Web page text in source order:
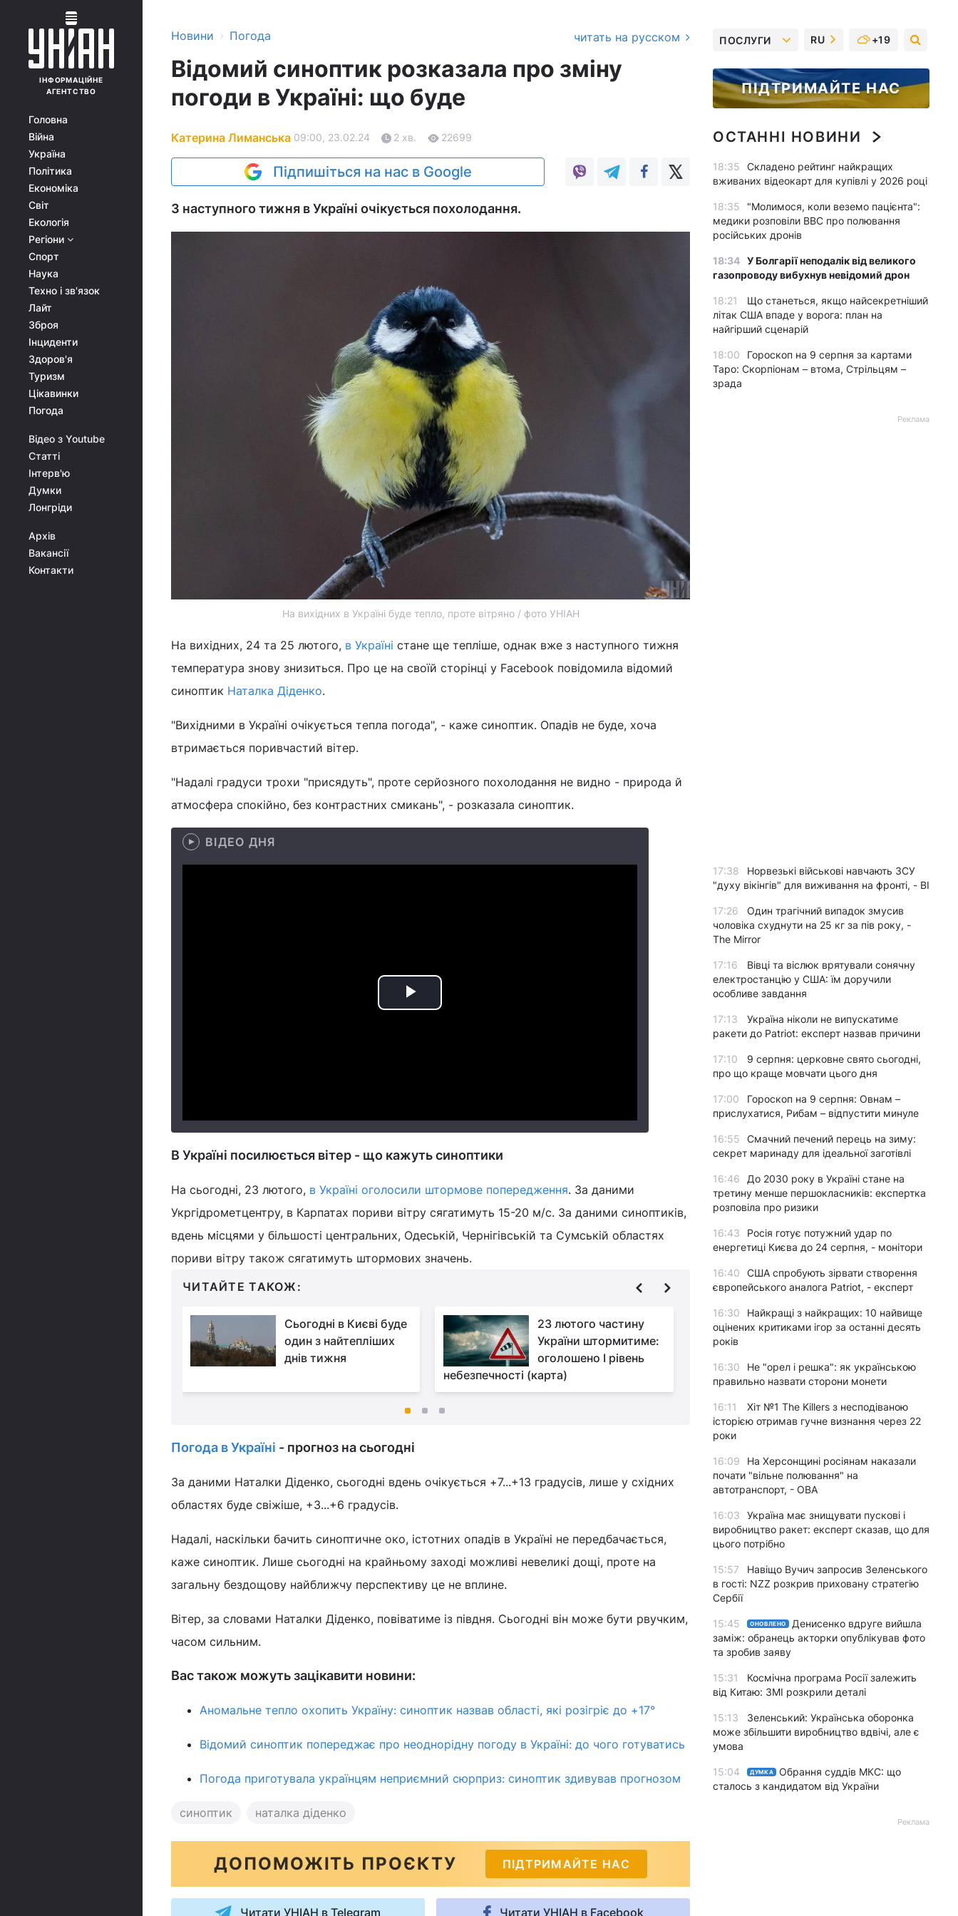
ІНФОРМАЦІЙНЕ
АГЕНТСТВО
Головна
Війна
Україна
Політика
Економіка
Світ
Екологія
Регіони
Спорт
Наука
Техно і зв'язок
Лайт
Зброя
Інциденти
Здоров'я
Туризм
Цікавинки
Погода
Відео з Youtube
Статті
Інтерв'ю
Думки
Лонгріди
Архів
Вакансії
Контакти
Новини › Погода читать на русском
Відомий синоптик розказала про зміну
погоди в Україні: що буде
Катерина Лиманська 09:00, 23.02.24 2 хв. 22699
Підпишіться на нас в Google
З наступного тижня в Україні очікується похолодання.
На вихідних в Україні буде тепло, проте вітряно / фото УНІАН
На вихідних, 24 та 25 лютого, в Україні стане ще тепліше, однак вже з наступного тижня
температура знову знизиться. Про це на своїй сторінці у Facebook повідомила відомий
синоптик Наталка Діденко.
"Вихідними в Україні очікується тепла погода", - каже синоптик. Опадів не буде, хоча
втримається поривчастий вітер.
"Надалі градуси трохи "присядуть", проте серйозного похолодання не видно - природа й
атмосфера спокійно, без контрастних смикань", - розказала синоптик.
ВІДЕО ДНЯ
Play
В Україні посилюється вітер - що кажуть синоптики
На сьогодні, 23 лютого, в Україні оголосили штормове попередження. За даними
Укргідрометцентру, в Карпатах пориви вітру сягатимуть 15-20 м/с. За даними синоптиків,
вдень місцями у більшості центральних, Одеській, Чернігівській та Сумській областях
пориви вітру також сягатимуть штормових значень.
ЧИТАЙТЕ ТАКОЖ:
Сьогодні в Києві буде
один з найтепліших
днів тижня
23 лютого частину
України штормитиме:
оголошено І рівень
небезпечності (карта)
Синоптик Діденко
Погода в Україні - прогноз на сьогодні
За даними Наталки Діденко, сьогодні вдень очікується +7...+13 градусів, лише у східних
областях буде свіжіше, +3...+6 градусів.
Надалі, наскільки бачить синоптичне око, істотних опадів в Україні не передбачається,
каже синоптик. Лише сьогодні на крайньому заході можливі невеликі дощі, проте на
загальну бездощову найближчу перспективу це не вплине.
Вітер, за словами Наталки Діденко, повіватиме із півдня. Сьогодні він може бути рвучким,
часом сильним.
Вас також можуть зацікавити новини:
Аномальне тепло охопить Україну: синоптик назвав області, які розігріє до +17°
Відомий синоптик попереджає про неоднорідну погоду в Україні: до чого готуватись
Погода приготувала українцям неприємний сюрприз: синоптик здивував прогнозом
синоптик наталка діденко
ДОПОМОЖІТЬ ПРОЄКТУ ПІДТРИМАЙТЕ НАС
Читати УНІАН в Telegram Читати УНІАН в Facebook
ПОСЛУГИ RU +19
ПІДТРИМАЙТЕ НАС
ОСТАННІ НОВИНИ
18:35
Складено рейтинг найкращих
вживаних відеокарт для купівлі у 2026 році
18:35
"Молимося, коли веземо пацієнта":
медики розповіли BBC про полювання
російських дронів
18:34 У Болгарії неподалік від великого
газопроводу вибухнув невідомий дрон
18:21
Що станеться, якщо найсекретніший
літак США впаде у ворога: план на
найгірший сценарій
18:00
Гороскоп на 9 серпня за картами
Таро: Скорпіонам – втома, Стрільцям –
зрада
Реклама
17:38
Норвезькі військові навчають ЗСУ
"духу вікінгів" для виживання на фронті, - BI
17:26
Один трагічний випадок змусив
чоловіка схуднути на 25 кг за пів року, -
The Mirror
17:16
Вівці та віслюк врятували сонячну
електростанцію у США: їм доручили
особливе завдання
17:13
Україна ніколи не випускатиме
ракети до Patriot: експерт назвав причини
17:10
9 серпня: церковне свято сьогодні,
про що краще мовчати цього дня
17:00
Гороскоп на 9 серпня: Овнам –
прислухатися, Рибам – відпустити минуле
16:55
Смачний печений перець на зиму:
секрет маринаду для ідеальної заготівлі
16:46
До 2030 року в Україні стане на
третину менше першокласників: експертка
розповіла про ризики
16:43
Росія готує потужний удар по
енергетиці Києва до 24 серпня, - монітори
16:40
США спробують зірвати створення
європейського аналога Patriot, - експерт
16:30
Найкращі з найкращих: 10 найвище
оцінених критиками ігор за останні десять
років
16:30
Не "орел і решка": як українською
правильно назвати сторони монети
16:11
Хіт №1 The Killers з несподіваною
історією отримав гучне визнання через 22
роки
16:09
На Херсонщині росіянам наказали
почати "вільне полювання" на
автотранспорт, - ОВА
16:03
Україна має знищувати пускові і
виробництво ракет: експерт сказав, що для
цього потрібно
15:57
Навіщо Вучич запросив Зеленського
в гості: NZZ розкрив приховану стратегію
Сербії
15:45 ОНОВЛЕНО
Денисенко вдруге вийшла
заміж: обранець акторки опублікував фото
та зробив заяву
15:31
Космічна програма Росії залежить
від Китаю: ЗМІ розкрили деталі
15:13
Зеленський: Українська оборонка
може збільшити виробництво вдвічі, але є
умова
15:04 ДУМКА
Обрання суддів МКС: що
сталось з кандидатом від України
Реклама